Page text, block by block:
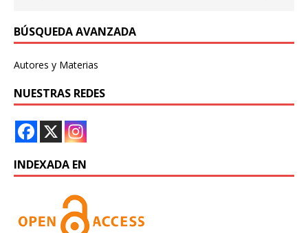
BÚSQUEDA AVANZADA
Autores y Materias
NUESTRAS REDES
INDEXADA EN